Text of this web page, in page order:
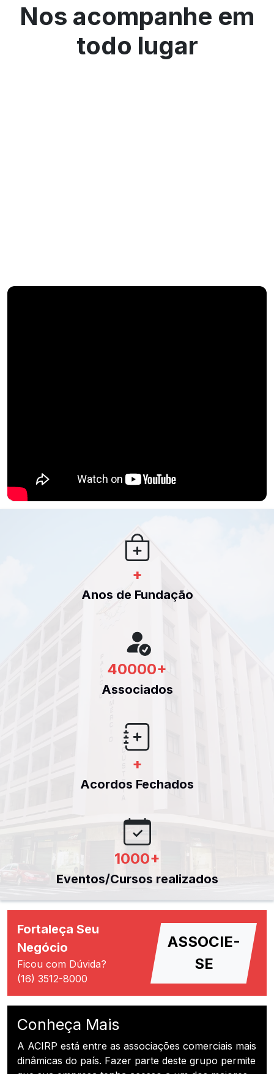
Nos acompanhe em
todo lugar
+
Anos de Fundação
40000+
Associados
+
Acordos Fechados
1000+
Eventos/Cursos realizados
Fortaleça Seu
Negócio
Ficou com Dúvida?
(16) 3512-8000
ASSOCIE-
SE
Conheça Mais
A ACIRP está entre as associações comerciais mais
dinâmicas do país. Fazer parte deste grupo permite